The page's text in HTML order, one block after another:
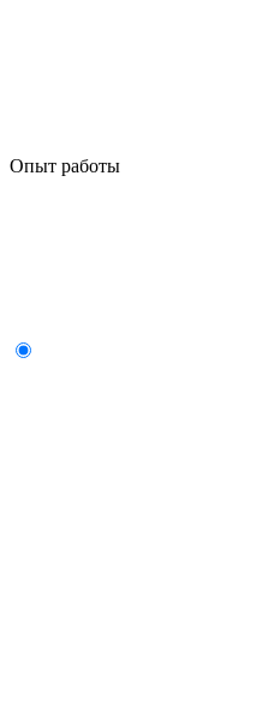
Опыт работы